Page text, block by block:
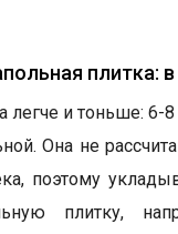
плитка:
легче и тоньше: 6-
Она не
поэтому
плитку,